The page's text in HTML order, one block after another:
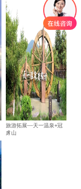
旅游拓展---天一温泉+冠
豸山